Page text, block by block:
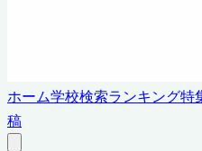
ホーム学校検索ランキング特
稿